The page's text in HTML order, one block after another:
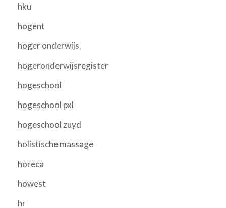
hku
hogent
hoger onderwijs
hogeronderwijsregister
hogeschool
hogeschool pxl
hogeschool zuyd
holistische massage
horeca
howest
hr